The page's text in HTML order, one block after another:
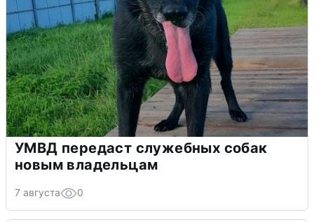
УМВД передаст служебных собак
новым владельцам
7 августа 0